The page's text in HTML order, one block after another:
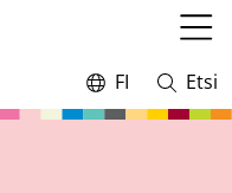
valikko
Vaihda
kieltä,
FI
Avaa
ja
Etsi